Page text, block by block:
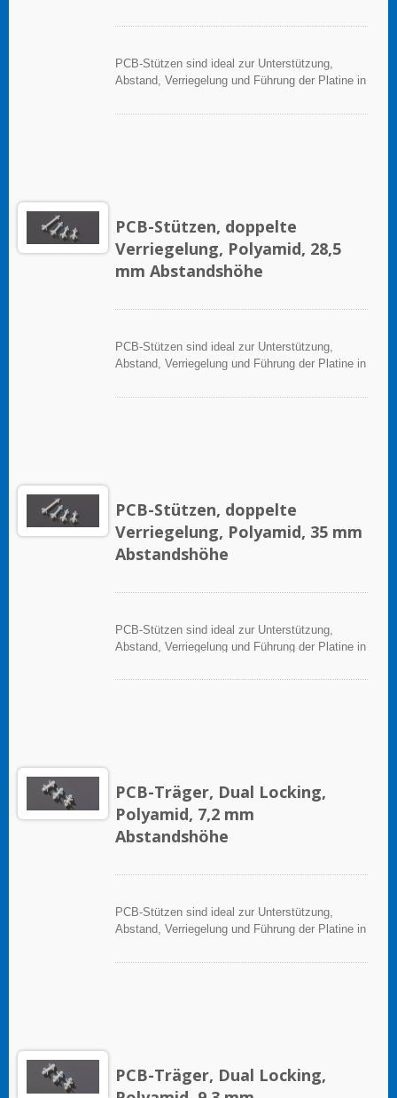
PCB-Stützen sind ideal zur Unterstützung,
Abstand, Verriegelung und Führung der Platine in
PCB-Stützen, doppelte
Verriegelung, Polyamid, 28,5
mm Abstandshöhe
PCB-Stützen sind ideal zur Unterstützung,
Abstand, Verriegelung und Führung der Platine in
PCB-Stützen, doppelte
Verriegelung, Polyamid, 35 mm
Abstandshöhe
PCB-Stützen sind ideal zur Unterstützung,
Abstand, Verriegelung und Führung der Platine in
PCB-Träger, Dual Locking,
Polyamid, 7,2 mm
Abstandshöhe
PCB-Stützen sind ideal zur Unterstützung,
Abstand, Verriegelung und Führung der Platine in
PCB-Träger, Dual Locking,